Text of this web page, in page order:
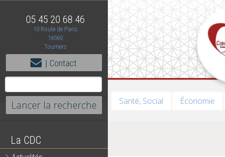
05 45 20 68 46
10 Route de Paris
16560
Tourriers
| Contact
La CDC
Santé, Social Économie